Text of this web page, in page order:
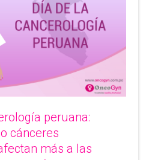
peruana:
cánceres
más a las